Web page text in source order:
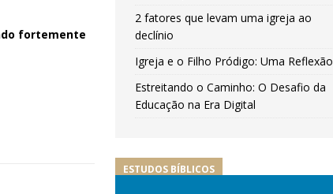
fortemente
2 fatores que levam uma igreja ao
declínio
Igreja e o Filho Pródigo: Uma Reflexão
Estreitando o Caminho: O Desafio da
Educação na Era Digital
ESTUDOS BÍBLICOS